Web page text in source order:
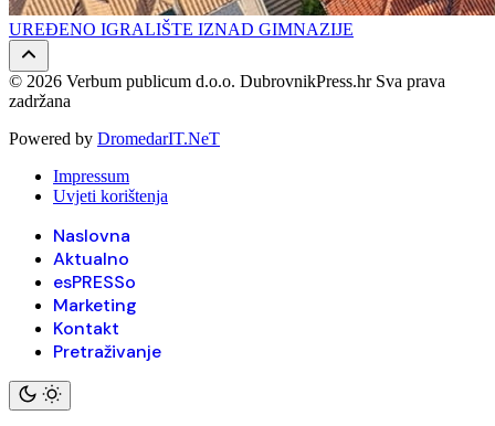
UREĐENO IGRALIŠTE IZNAD GIMNAZIJE
© 2026 Verbum publicum d.o.o. DubrovnikPress.hr Sva prava
zadržana
Powered by DromedarIT.NeT
Impressum
Uvjeti korištenja
Naslovna
Aktualno
esPRESSo
Marketing
Kontakt
Pretraživanje